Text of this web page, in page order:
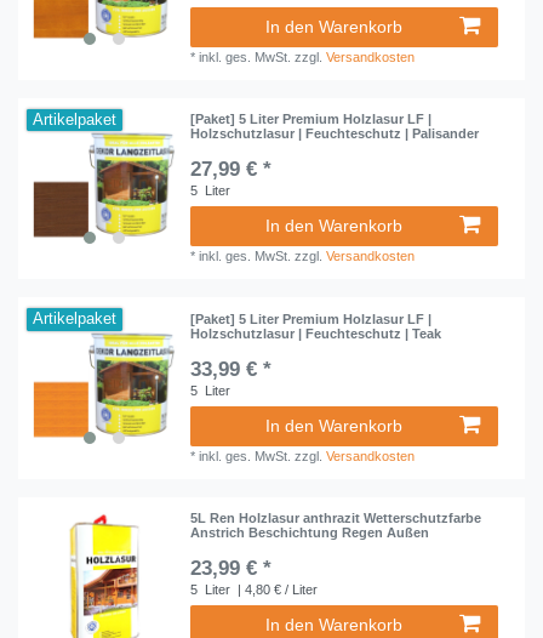
In den Warenkorb
*inkl. ges. MwSt. zzgl.Versandkosten
Artikelpaket
[Paket] 5 Liter Premium Holzlasur LF |
Holzschutzlasur | Feuchteschutz | Palisander
27,99 € *
5 Liter
In den Warenkorb
*inkl. ges. MwSt. zzgl.Versandkosten
Artikelpaket
[Paket] 5 Liter Premium Holzlasur LF |
Holzschutzlasur | Feuchteschutz | Teak
33,99 € *
5 Liter
In den Warenkorb
*inkl. ges. MwSt. zzgl.Versandkosten
5L Ren Holzlasur anthrazit Wetterschutzfarbe
Anstrich Beschichtung Regen Außen
23,99 € *
5 Liter | 4,80 € / Liter
In den Warenkorb